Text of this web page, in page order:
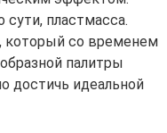
пластмасса.
который со временем
палитры
достичь идеальной